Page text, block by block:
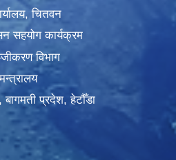
चितवन
सहयोग कार्यक्रम
विभाग
प्रदेश, हेटौँडा